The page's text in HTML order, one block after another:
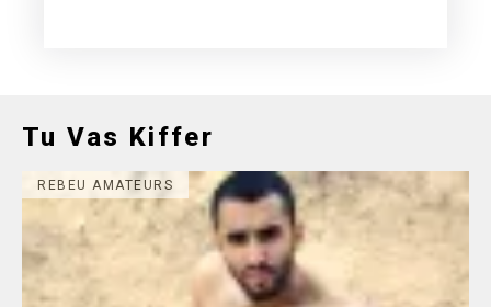
Tu Vas Kiffer
REBEU AMATEURS